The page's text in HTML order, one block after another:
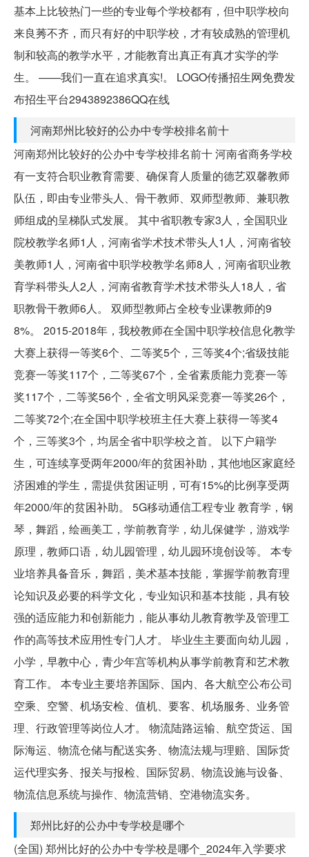
基本上比较热门一些的专业每个学校都有，但中职学校向
来良莠不齐，而只有好的中职学校，才有较成熟的管理机
制和较高的教学水平，才能教育出真正有真才实学的学
生。 ——我们一直在追求真实!。 LOGO传播招生网免费发
布招生平台2943892386QQ在线
河南郑州比较好的公办中专学校排名前十
河南郑州比较好的公办中专学校排名前十 河南省商务学校
有一支符合职业教育需要、确保育人质量的德艺双馨教师
队伍，即由专业带头人、骨干教师、双师型教师、兼职教
师组成的呈梯队式发展。 其中省职教专家3人，全国职业
院校教学名师1人，河南省学术技术带头人1人，河南省较
美教师1人，河南省中职学校教学名师8人，河南省职业教
育学科带头人2人，河南省教育学术技术带头人18人，省
职教骨干教师6人。 双师型教师占全校专业课教师的9
8%。 2015-2018年，我校教师在全国中职学校信息化教学
大赛上获得一等奖6个、二等奖5个，三等奖4个;省级技能
竞赛一等奖117个，二等奖67个，全省素质能力竞赛一等
奖117个，二等奖56个，全省文明风采竞赛一等奖26个，
二等奖72个;在全国中职学校班主任大赛上获得一等奖4
个，三等奖3个，均居全省中职学校之首。 以下户籍学
生，可连续享受两年2000/年的贫困补助，其他地区家庭经
济困难的学生，需提供贫困证明，可有15%的比例享受两
年2000/年的贫困补助。 5G移动通信工程专业 教育学，钢
琴，舞蹈，绘画美工，学前教育学，幼儿保健学，游戏学
原理，教师口语，幼儿园管理，幼儿园环境创设等。 本专
业培养具备音乐，舞蹈，美术基本技能，掌握学前教育理
论知识及必要的科学文化，专业知识和基本技能，具有较
强的适应能力和创新能力，能从事幼儿教育教学及管理工
作的高等技术应用性专门人才。 毕业生主要面向幼儿园，
小学，早教中心，青少年宫等机构从事学前教育和艺术教
育工作。 本专业主要培养国际、国内、各大航空公布公司
空乘、空警、机场安检、值机、要客、机场服务、业务管
理、行政管理等岗位人才。 物流陆路运输、航空货运、国
际海运、物流仓储与配送实务、物流法规与理赔、国际货
运代理实务、报关与报检、国际贸易、物流设施与设备、
物流信息系统与操作、物流营销、空港物流实务。
郑州比好的公办中专学校是哪个
(全国) 郑州比好的公办中专学校是哪个_2024年入学要求